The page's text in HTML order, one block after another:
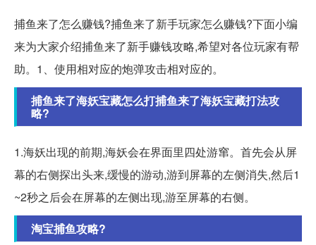
捕鱼来了怎么赚钱?捕鱼来了新手玩家怎么赚钱?下面小编
来为大家介绍捕鱼来了新手赚钱攻略,希望对各位玩家有帮
助。1、使用相对应的炮弹攻击相对应的。
捕鱼来了海妖宝藏怎么打捕鱼来了海妖宝藏打法攻
略?
1.海妖出现的前期,海妖会在界面里四处游窜。首先会从屏
幕的右侧探出头来,缓慢的游动,游到屏幕的左侧消失,然后1
~2秒之后会在屏幕的左侧出现,游至屏幕的右侧。
淘宝捕鱼攻略?